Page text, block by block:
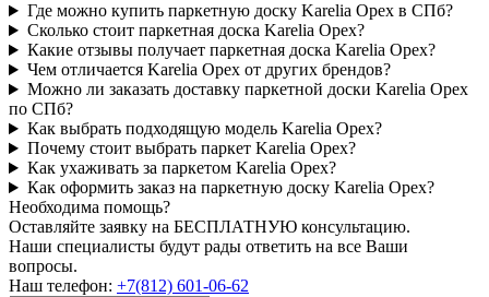
Где можно купить паркетную доску Karelia Орех в СПб?
Сколько стоит паркетная доска Karelia Орех?
Какие отзывы получает паркетная доска Karelia Орех?
Чем отличается Karelia Орех от других брендов?
Можно ли заказать доставку паркетной доски Karelia Орех
по СПб?
Как выбрать подходящую модель Karelia Орех?
Почему стоит выбрать паркет Karelia Орех?
Как ухаживать за паркетом Karelia Орех?
Как оформить заказ на паркетную доску Karelia Орех?
Необходима помощь?
Оставляйте заявку на БЕСПЛАТНУЮ консультацию.
Наши специалисты будут рады ответить на все Ваши
вопросы.
Наш телефон: +7(812) 601-06-62